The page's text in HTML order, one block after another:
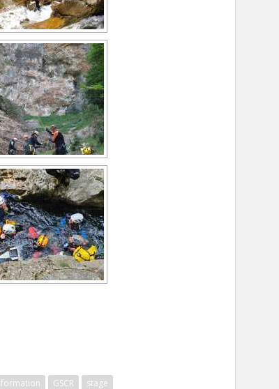
formation GSCR stage